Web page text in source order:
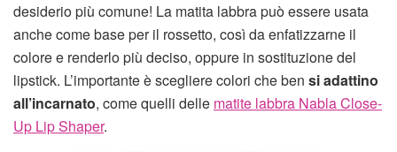
desiderio più comune! La matita labbra può essere usata
anche come base per il rossetto, così da enfatizzarne il
colore e renderlo più deciso, oppure in sostituzione del
lipstick. L’importante è scegliere colori che ben si adattino
all’incarnato, come quelli delle matite labbra Nabla Close-
Up Lip Shaper.